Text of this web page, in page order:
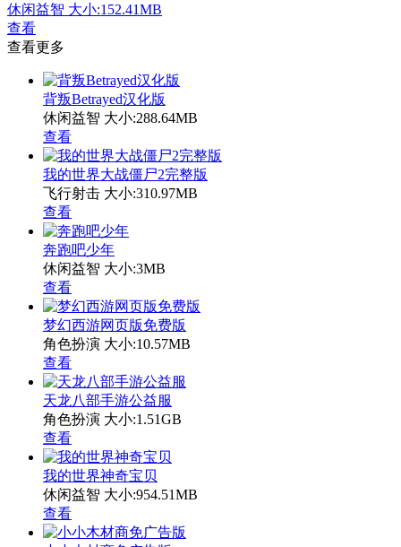
休闲益智 大小:152.41MB
查看
查看更多
背叛Betrayed汉化版
休闲益智 大小:288.64MB
查看
我的世界大战僵尸2完整版
飞行射击 大小:310.97MB
查看
奔跑吧少年
休闲益智 大小:3MB
查看
梦幻西游网页版免费版
角色扮演 大小:10.57MB
查看
天龙八部手游公益服
角色扮演 大小:1.51GB
查看
我的世界神奇宝贝
休闲益智 大小:954.51MB
查看